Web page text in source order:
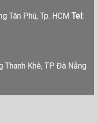
Tân Phú, Tp. HCM Tel:
Thanh Khê, TP Đà Nẵng